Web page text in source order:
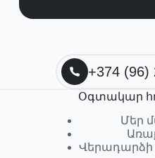
+374 (96)
Օգտակար
Մեր
Վերադարձի